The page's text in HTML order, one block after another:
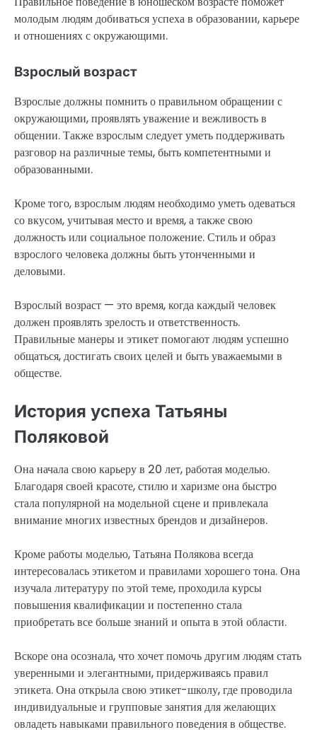
молодым людям добиваться успеха в образовании, карьере
и отношениях с окружающими.
Взрослый возраст
Взрослые должны помнить о правильном обращении с
окружающими, проявлять уважение и вежливость в
общении. Также взрослым следует уметь поддерживать
разговор на различные темы, быть компетентными и
образованными.
Кроме того, взрослым людям необходимо уметь одеваться
со вкусом, учитывая место и время, а также свою
должность или социальное положение. Стиль и образ
взрослого человека должны быть утонченными и
деловыми.
Взрослый возраст — это время, когда каждый человек
должен проявлять зрелость и ответственность.
Правильные манеры и этикет помогают людям успешно
общаться, достигать своих целей и быть уважаемыми в
обществе.
История успеха Татьяны
Поляковой
Она начала свою карьеру в 20 лет, работая моделью.
Благодаря своей красоте, стилю и харизме она быстро
стала популярной на модельной сцене и привлекала
внимание многих известных брендов и дизайнеров.
Кроме работы моделью, Татьяна Полякова всегда
интересовалась этикетом и правилами хорошего тона. Она
изучала литературу по этой теме, проходила курсы
повышения квалификации и постепенно стала
приобретать все больше знаний и опыта в этой области.
Вскоре она осознала, что хочет помочь другим людям стать
уверенными и элегантными, придерживаясь правил
этикета. Она открыла свою этикет-школу, где проводила
индивидуальные и групповые занятия для желающих
овладеть навыками правильного поведения в обществе.